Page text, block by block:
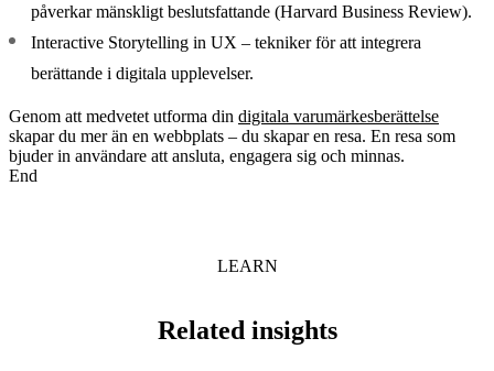
påverkar mänskligt beslutsfattande (Harvard Business Review).
Interactive Storytelling in UX – tekniker för att integrera
berättande i digitala upplevelser.
Genom att medvetet utforma din digitala varumärkesberättelse
skapar du mer än en webbplats – du skapar en resa. En resa som
bjuder in användare att ansluta, engagera sig och minnas.
End
LEARN
Related insights